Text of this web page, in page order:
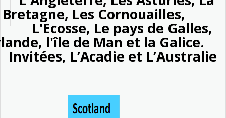
Bretagne, Les Cornouailles,
Le pays de Galles,
l'île de Man et la Galice.
Invitées, L’Acadie et L’Australie